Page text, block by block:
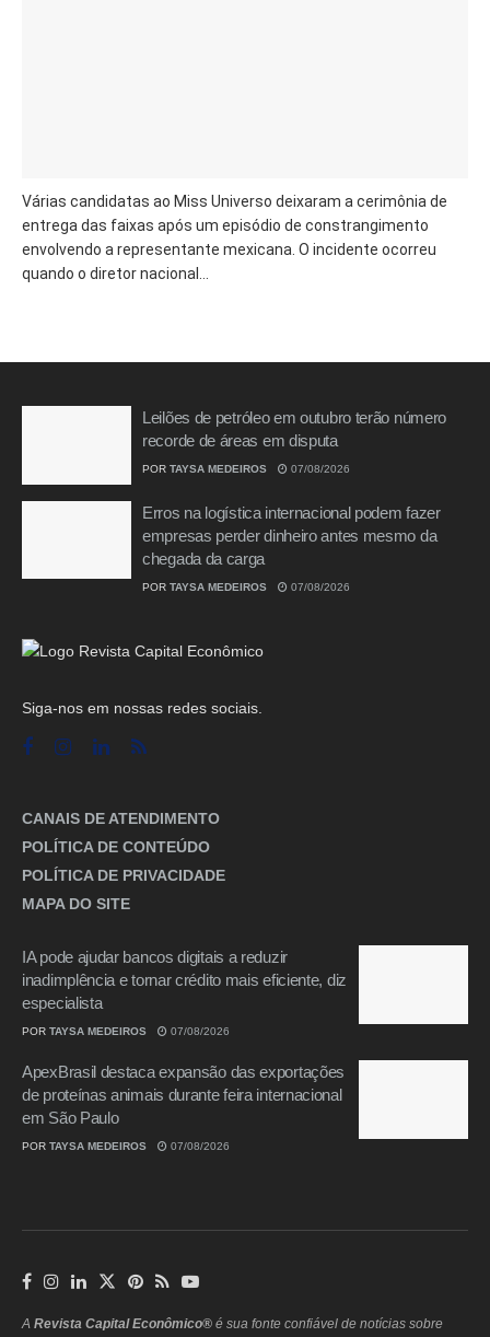
Várias candidatas ao Miss Universo deixaram a cerimônia de
entrega das faixas após um episódio de constrangimento
envolvendo a representante mexicana. O incidente ocorreu
quando o diretor nacional...
Leilões de petróleo em outubro terão número
recorde de áreas em disputa
POR TAYSA MEDEIROS 07/08/2026
Erros na logística internacional podem fazer
empresas perder dinheiro antes mesmo da
chegada da carga
POR TAYSA MEDEIROS 07/08/2026
Siga-nos em nossas redes sociais.
CANAIS DE ATENDIMENTO
POLÍTICA DE CONTEÚDO
POLÍTICA DE PRIVACIDADE
MAPA DO SITE
IA pode ajudar bancos digitais a reduzir
inadimplência e tornar crédito mais eficiente, diz
especialista
POR TAYSA MEDEIROS 07/08/2026
ApexBrasil destaca expansão das exportações
de proteínas animais durante feira internacional
em São Paulo
POR TAYSA MEDEIROS 07/08/2026
A Revista Capital Econômico® é sua fonte confiável de notícias sobre